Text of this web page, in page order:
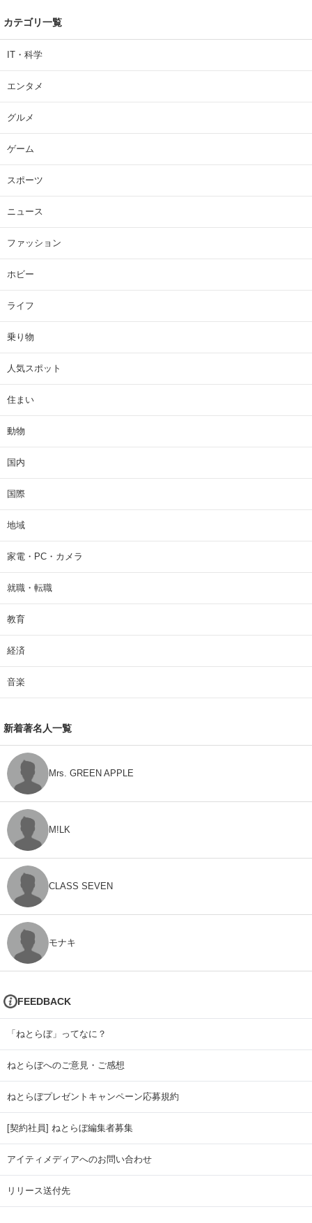
カテゴリ一覧
IT・科学
エンタメ
グルメ
ゲーム
スポーツ
ニュース
ファッション
ホビー
ライフ
乗り物
人気スポット
住まい
動物
国内
国際
地域
家電・PC・カメラ
就職・転職
教育
経済
音楽
新着著名人一覧
Mrs. GREEN APPLE
M!LK
CLASS SEVEN
モナキ
FEEDBACK
「ねとらぼ」ってなに？
ねとらぼへのご意見・ご感想
ねとらぼプレゼントキャンペーン応募規約
[契約社員] ねとらぼ編集者募集
アイティメディアへのお問い合わせ
リリース送付先